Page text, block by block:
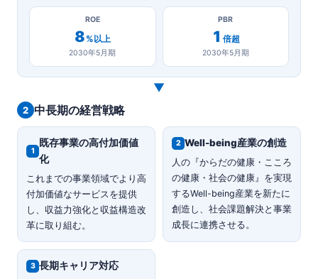
ROE
8 %以上
2030年5月期
PBR
1 倍超
2030年5月期
▼
2 中長期の経営戦略
1
既存事業の高付加価値
化
これまでの事業領域でより高
付加価値なサービスを提供
し、収益力強化と収益構造改
革に取り組む。
2 Well-being産業の創造
人の『からだの健康・こころ
の健康・社会の健康』を実現
するWell-being産業を新たに
創造し、社会課題解決と事業
成長に連携させる。
3 長期キャリア対応